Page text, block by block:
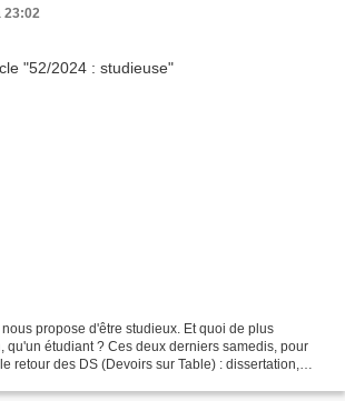
23:02
propose d'être studieux. Et quoi de plus
qu'un étudiant ? Ces deux derniers samedis, pour
retour des DS (Devoirs sur Table) : dissertation,